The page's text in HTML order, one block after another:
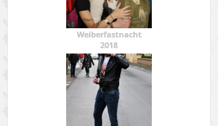
Weiberfastnacht
2018